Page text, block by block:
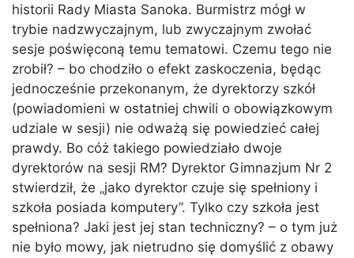
historii Rady Miasta Sanoka. Burmistrz mógł w
trybie nadzwyczajnym, lub zwyczajnym zwołać
sesje poświęconą temu tematowi. Czemu tego nie
zrobił? – bo chodziło o efekt zaskoczenia, będąc
jednocześnie przekonanym, że dyrektorzy szkół
(powiadomieni w ostatniej chwili o obowiązkowym
udziale w sesji) nie odważą się powiedzieć całej
prawdy. Bo cóż takiego powiedziało dwoje
dyrektorów na sesji RM? Dyrektor Gimnazjum Nr 2
stwierdził, że „jako dyrektor czuje się spełniony i
szkoła posiada komputery”. Tylko czy szkoła jest
spełniona? Jaki jest jej stan techniczny? – o tym już
nie było mowy, jak nietrudno się domyślić z obawy